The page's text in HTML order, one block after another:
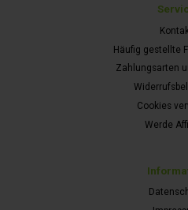
Häufig gestellte
Zahlungsarten
Cookies
Werde